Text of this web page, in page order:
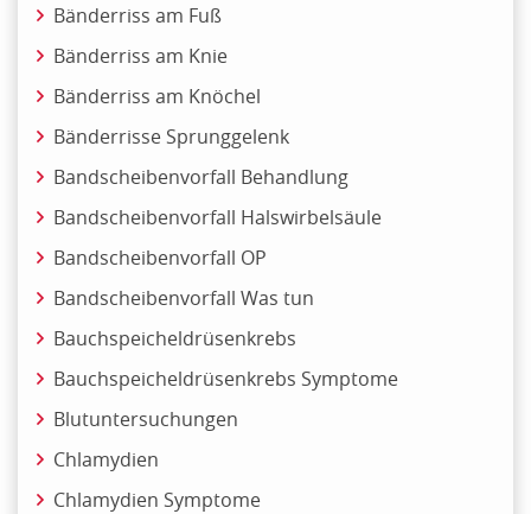
Bänderriss am Fuß
Bänderriss am Knie
Bänderriss am Knöchel
Bänderrisse Sprunggelenk
Bandscheibenvorfall Behandlung
Bandscheibenvorfall Halswirbelsäule
Bandscheibenvorfall OP
Bandscheibenvorfall Was tun
Bauchspeicheldrüsenkrebs
Bauchspeicheldrüsenkrebs Symptome
Blutuntersuchungen
Chlamydien
Chlamydien Symptome